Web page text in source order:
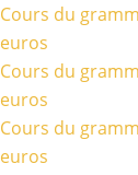
Cours du
euros
Cours du
euros
Cours du
euros